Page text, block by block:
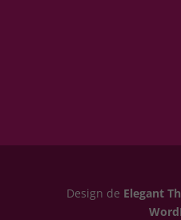
Design de Elegant